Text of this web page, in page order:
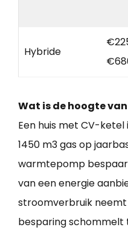
Hybride
Wat is de hoogte
Een huis met CV-
1450 m3 gas op
warmtepomp
van een energie
stroomverbruik neemt
besparing